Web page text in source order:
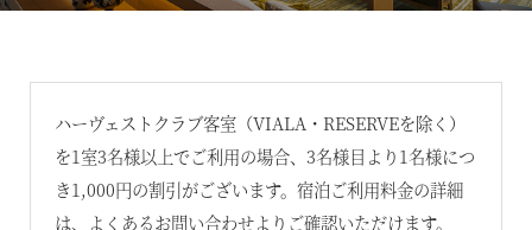
客室 / 料金
ハーヴェストクラブ客室（VIALA・RESERVEを除く）
を1室3名様以上でご利用の場合、3名様目より1名様につ
き1,000円の割引がございます。宿泊ご利用料金の詳細
は、
よくあるお問い合わせよりご確認いただけます。